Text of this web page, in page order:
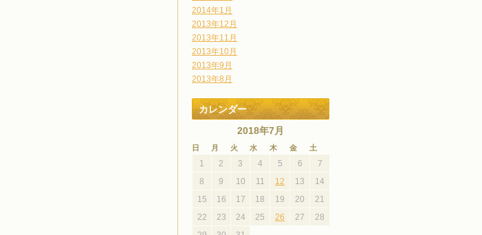
2014年1月
2013年12月
2013年11月
2013年10月
2013年9月
2013年8月
カレンダー
2018年7月
日 月 火 水 木 金 土
1 2 3 4 5 6
7
8
9 10 11 12 13
14
15
16 17 18 19 20
21
22
23 24 25 26 27
28